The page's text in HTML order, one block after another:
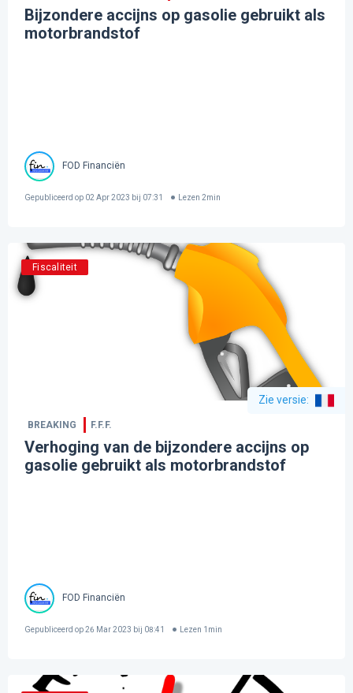
Bijzondere accijns op gasolie gebruikt als
motorbrandstof
FOD Financiën
Gepubliceerd op 02 Apr 2023 bij 07:31 Lezen 2min
Fiscaliteit
Zie versie:
BREAKING F.F.F.
Verhoging van de bijzondere accijns op
gasolie gebruikt als motorbrandstof
FOD Financiën
Gepubliceerd op26 Mar 2023 bij 08:41 Lezen 1 min